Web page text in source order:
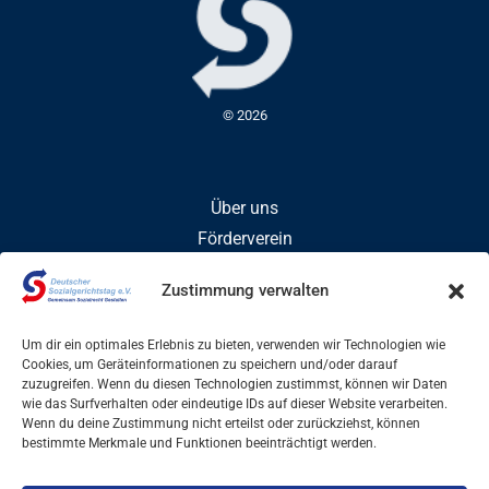
Zustimmung verwalten
Um dir ein optimales Erlebnis zu bieten, verwenden wir Technologien wie
Cookies, um Geräteinformationen zu speichern und/oder darauf
zuzugreifen. Wenn du diesen Technologien zustimmst, können wir Daten
wie das Surfverhalten oder eindeutige IDs auf dieser Website verarbeiten.
Wenn du deine Zustimmung nicht erteilst oder zurückziehst, können
bestimmte Merkmale und Funktionen beeinträchtigt werden.
© 2026
Über uns
Förderverein
Veröffentlichungen
Veranstaltungen